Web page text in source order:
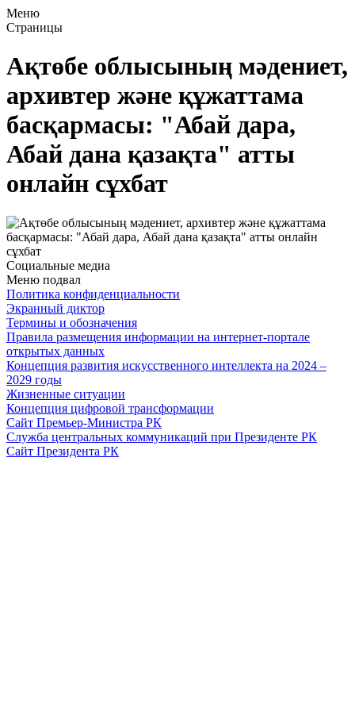
Меню
Страницы
Ақтөбе облысының мәдениет,
архивтер және құжаттама
басқармасы: "Абай дара,
Абай дана қазақта" атты
онлайн сұхбат
Социальные медиа
Меню подвал
Политика конфиденциальности
Экранный диктор
Термины и обозначения
Правила размещения информации на интернет-портале
открытых данных
Концепция развития искусственного интеллекта на 2024 –
2029 годы
Жизненные ситуации
Концепция цифровой трансформации
Сайт Премьер-Министра РК
Служба центральных коммуникаций при Президенте РК
Сайт Президента РК